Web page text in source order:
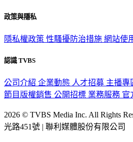
政策與隱私
隱私權政策 性騷擾防治措施 網站使
認識 TVBS
公司介紹 企業動態 人才招募 主播專
節目版權銷售 公開招標 業務服務 官
2026 © TVBS Media Inc. All Rights
光路451號 | 聯利媒體股份有限公司